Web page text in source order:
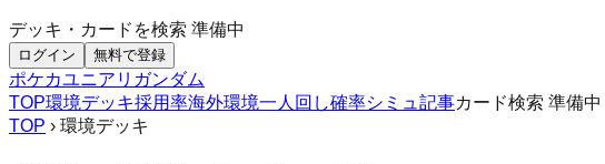
デッキ・カードを検索 準備中
ログイン 無料で登録
ポケカユニアリ ガンダム
TOP環境デッキ採用率海外環境一人回し確率シミュ 記事カード検索 準備中
TOP › 環境デッキ